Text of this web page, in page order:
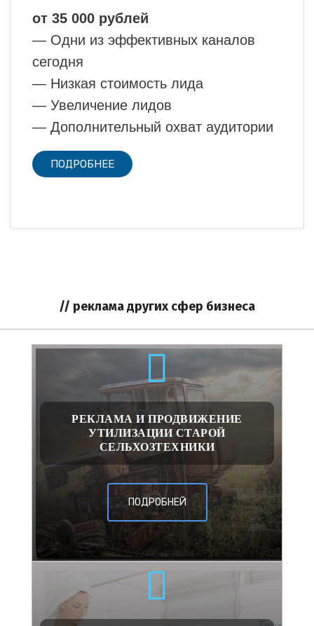
от 35 000 рублей
— Одни из эффективных каналов
сегодня
— Низкая стоимость лида
— Увеличение лидов
— Дополнительный охват аудитории
ПОДРОБНЕЕ
// реклама других сфер бизнеса
РЕКЛАМА И ПРОДВИЖЕНИЕ
УТИЛИЗАЦИИ СТАРОЙ
СЕЛЬХОЗТЕХНИКИ
ПОДРОБНЕЙ